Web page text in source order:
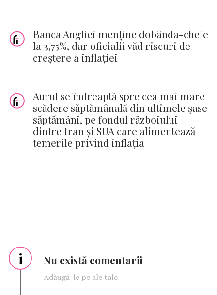
Banca Angliei menține dobânda-cheie
la 3,75%, dar oficialii văd riscuri de
creștere a inflației
Aurul se îndreaptă spre cea mai mare
scădere săptămânală din ultimele șase
săptămâni, pe fondul războiului
dintre Iran și SUA care alimentează
temerile privind inflația
i Nu există comentarii
Adăugă-le pe ale tale